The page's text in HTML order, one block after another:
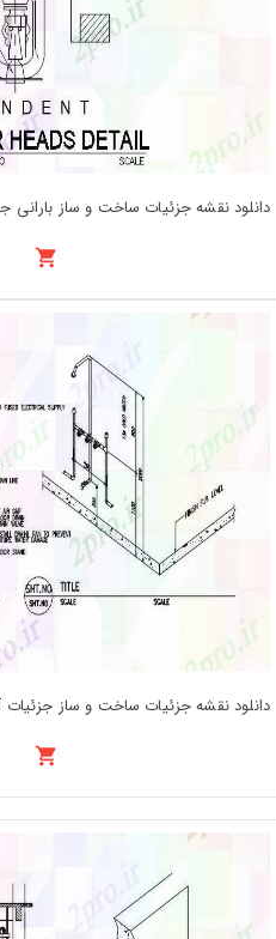
دانلود نقشه جزئیات ساخت و ساز بارانی
دانلود نقشه جزئیات ساخت و ساز جزئیات آب